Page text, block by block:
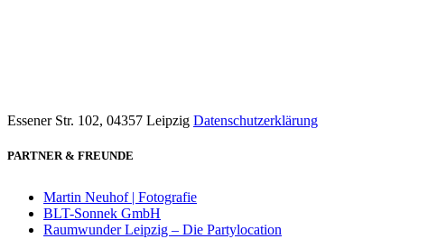
Essener Str. 102, 04357 Leipzig Datenschutzerklärung
PARTNER & FREUNDE
Martin Neuhof | Fotografie
BLT-Sonnek GmbH
Raumwunder Leipzig – Die Partylocation